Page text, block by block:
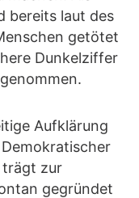
bereits laut des
getötet
Dunkelziffer
Aufklärung
trägt zur
gegründet